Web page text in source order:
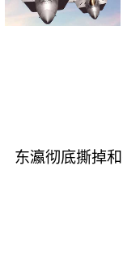
东瀛彻底撕掉